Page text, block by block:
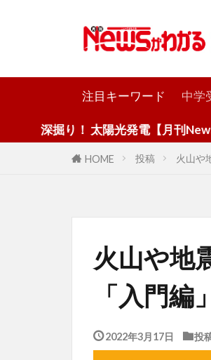
注目キーワード 中学
！ 太陽光発電【月刊Newsがわかる
HOME 投稿 火山や
火山や地
「入門編
2022年3月17日 投